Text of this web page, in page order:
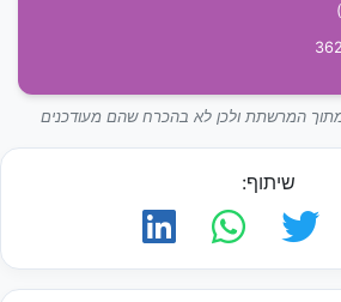
מתוך המרשתת ולכן לא בהכרח שהם מעודכנים
שיתוף: